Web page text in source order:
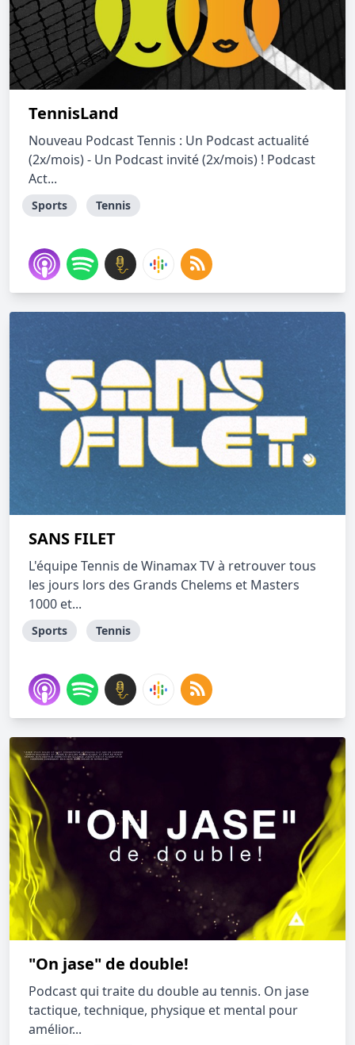
TennisLand
Nouveau Podcast Tennis : Un Podcast actualité
(2x/mois) - Un Podcast invité (2x/mois) ! Podcast
Act...
Sports Tennis
SANS FILET
L'équipe Tennis de Winamax TV à retrouver tous
les jours lors des Grands Chelems et Masters
1000 et...
Sports Tennis
"On jase" de double!
Podcast qui traite du double au tennis. On jase
tactique, technique, physique et mental pour
amélior...